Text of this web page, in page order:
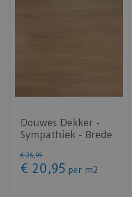
Douwes Dekker -
Sympathiek - Brede
03482 (L…
€ 26,95
€ 20 ,95 per m2